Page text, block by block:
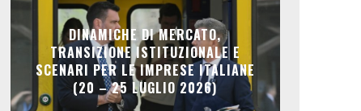
DINAMICHE DI MERCATO,
TRANSIZIONE ISTITUZIONALE E
SCENARI PER LE IMPRESE ITALIANE
(20 – 25 LUGLIO 2026)